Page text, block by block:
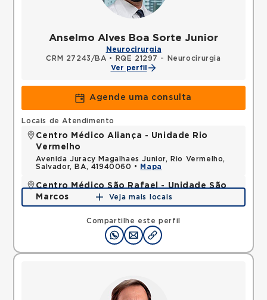
Anselmo Alves Boa Sorte Junior
Neurocirurgia
CRM 27243/BA •
RQE 21297 - Neurocirurgia
Ver perfil
Agende uma consulta
Compartilhe este perfil
Locais de Atendimento
Centro Médico Aliança - Unidade Rio
Vermelho
Avenida Juracy Magalhaes Junior, Rio Vermelho,
Salvador, BA, 41940060 •
Mapa
Centro Médico São Rafael - Unidade São
Marcos
Rua Sao Rafael, Sao Marcos, Salvador, BA,
Mapa
Veja mais locais